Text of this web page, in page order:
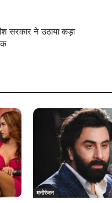
सरकार ने उठाया कड़ा
मनोरंजन